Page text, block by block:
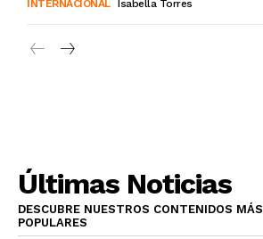
INTERNACIONAL Isabella Torres
Últimas Noticias
DESCUBRE NUESTROS CONTENIDOS MÁS
POPULARES